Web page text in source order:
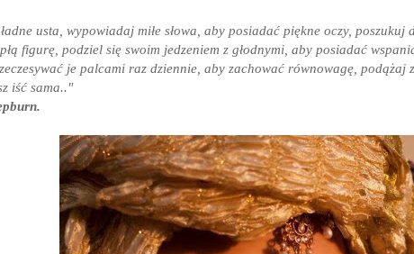
usta, wypowiadaj miłe słowa, aby posiadać piękne oczy,
figurę, podziel się swoim jedzeniem z głodnymi, aby posiadać
je palcami raz dziennie, aby zachować równowagę, podążaj
iść sama.."